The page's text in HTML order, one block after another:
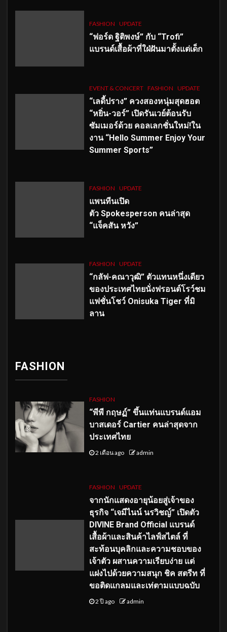
FASHION UPDATE
“ฟอร์ด ฐิติพงษ์” กับ “Trofi”
แบรนด์เสื้อผ้าที่ใฝ่ฝันมาตั้งแต่เด็ก
EVENT & CONCERT FASHION UPDATE
“เลดี้ปราง” ควงสองหนุ่มสุดฮอต
“หยิ่น-วอร์” เปิดรันเวย์ต้อนรับ
ซัมเมอร์ด้วย คอลเลกชั่นใหม่!ใน
งาน “Hello Summer Enjoy Your
Summer Sports”
FASHION UPDATE
แพนทีนเปิด
ตัว Spokesperson คนล่าสุด
“แจ็คสัน หวัง”
FASHION UPDATE
“กลัฟ-คณาวุฒิ” ตัวแทนหนึ่งเดียว
ของประเทศไทยนั่งฟรอนต์โรว์ชม
แฟชั่นโชว์ Onisuka Tiger ที่มิ
ลาน
FASHION
FASHION
“พีพี กฤษฏ์” ขึ้นแท่นแบรนด์แอม
บาสเดอร์ Cartier คนล่าสุดจาก
ประเทศไทย
2 เดือน ago admin
FASHION UPDATE
จากนักแสดงอายุน้อยสู่เจ้าของ
ธุรกิจ “เจมีไนน์ นรวิชญ์” เปิดตัว
DIVINE Brand Official แบรนด์
เสื้อผ้าและสินค้าไลฟ์สไตล์ ที่
สะท้อนบุคลิกและความชอบของ
เจ้าตัว ผสานความเรียบง่าย แต่
แฝงไปด้วยความสนุก ชิค สตรีท ที่
ขอติดแกลมและเท่ตามแบบฉบับ
2 ปี ago admin